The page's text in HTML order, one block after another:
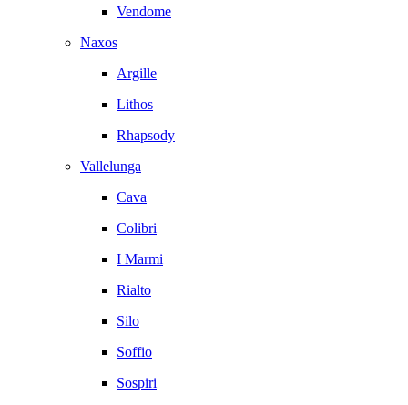
Vendome
Naxos
Argille
Lithos
Rhapsody
Vallelunga
Cava
Colibri
I Marmi
Rialto
Silo
Soffio
Sospiri